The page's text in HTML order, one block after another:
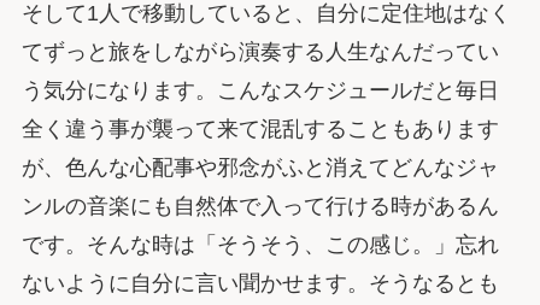
そして1人で移動していると、自分に定住地はなく
てずっと旅をしながら演奏する人生なんだってい
う気分になります。こんなスケジュールだと毎日
全く違う事が襲って来て混乱することもあります
が、色んな心配事や邪念がふと消えてどんなジャ
ンルの音楽にも自然体で入って行ける時があるん
です。そんな時は「そうそう、この感じ。」忘れ
ないように自分に言い聞かせます。そうなるとも